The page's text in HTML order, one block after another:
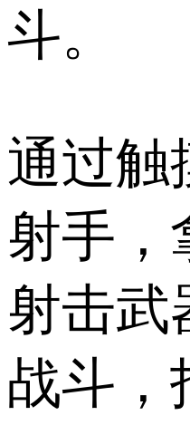
斗。
通过触
射手，
射击武
战斗，